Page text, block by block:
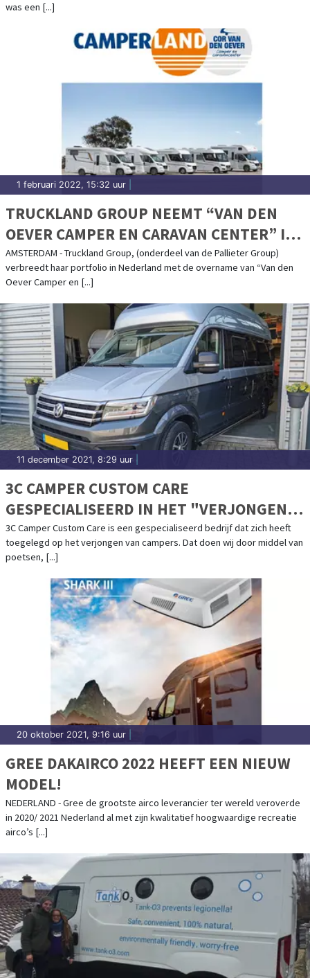
was een [...]
1 februari 2022, 15:32 uur
TRUCKLAND GROUP NEEMT “VAN DEN
OEVER CAMPER EN CARAVAN CENTER” IN
HERPEN OVER.
AMSTERDAM - Truckland Group, (onderdeel van de Pallieter Group)
verbreedt haar portfolio in Nederland met de overname van “Van den
Oever Camper en [...]
11 december 2021, 8:29 uur
3C CAMPER CUSTOM CARE
GESPECIALISEERD IN HET "VERJONGEN"
VAN CAMPERS
3C Camper Custom Care is een gespecialiseerd bedrijf dat zich heeft
toegelegd op het verjongen van campers. Dat doen wij door middel van
poetsen, [...]
20 oktober 2021, 9:16 uur
GREE DAKAIRCO 2022 HEEFT EEN NIEUW
MODEL!
NEDERLAND - Gree de grootste airco leverancier ter wereld veroverde
in 2020/ 2021 Nederland al met zijn kwalitatief hoogwaardige recreatie
airco’s [...]